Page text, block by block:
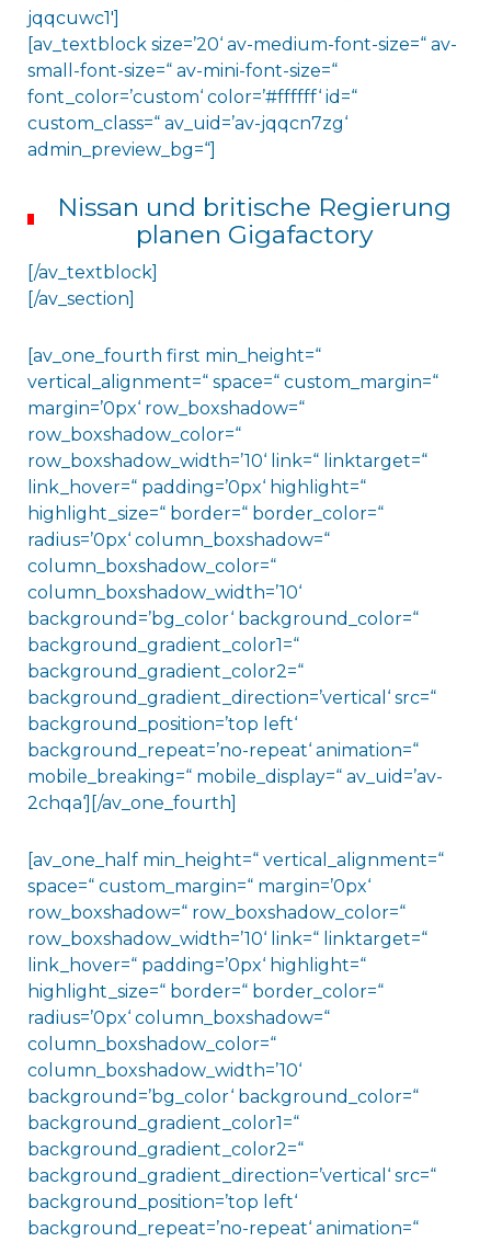
jqqcuwc1′]
[av_textblock size=’20‘ av-medium-font-size=“ av-
small-font-size=“ av-mini-font-size=“
font_color=’custom‘ color=’#ffffff‘ id=“
custom_class=“ av_uid=’av-jqqcn7zg‘
admin_preview_bg=“]
Nissan und britische Regierung
planen Gigafactory
[/av_textblock]
[/av_section]
[av_one_fourth first min_height=“
vertical_alignment=“ space=“ custom_margin=“
margin=’0px‘ row_boxshadow=“
row_boxshadow_color=“
row_boxshadow_width=’10‘ link=“ linktarget=“
link_hover=“ padding=’0px‘ highlight=“
highlight_size=“ border=“ border_color=“
radius=’0px‘ column_boxshadow=“
column_boxshadow_color=“
column_boxshadow_width=’10‘
background=’bg_color‘ background_color=“
background_gradient_color1=“
background_gradient_color2=“
background_gradient_direction=’vertical‘ src=“
background_position=’top left‘
background_repeat=’no-repeat‘ animation=“
mobile_breaking=“ mobile_display=“ av_uid=’av-
2chqa‘][/av_one_fourth]
[av_one_half min_height=“ vertical_alignment=“
space=“ custom_margin=“ margin=’0px‘
row_boxshadow=“ row_boxshadow_color=“
row_boxshadow_width=’10‘ link=“ linktarget=“
link_hover=“ padding=’0px‘ highlight=“
highlight_size=“ border=“ border_color=“
radius=’0px‘ column_boxshadow=“
column_boxshadow_color=“
column_boxshadow_width=’10‘
background=’bg_color‘ background_color=“
background_gradient_color1=“
background_gradient_color2=“
background_gradient_direction=’vertical‘ src=“
background_position=’top left‘
background_repeat=’no-repeat‘ animation=“